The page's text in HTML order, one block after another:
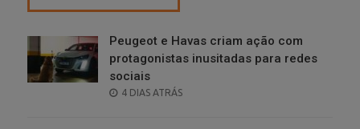
Peugeot e Havas criam ação com
protagonistas inusitadas para redes
sociais
POSTED
4 DIAS ATRÁS